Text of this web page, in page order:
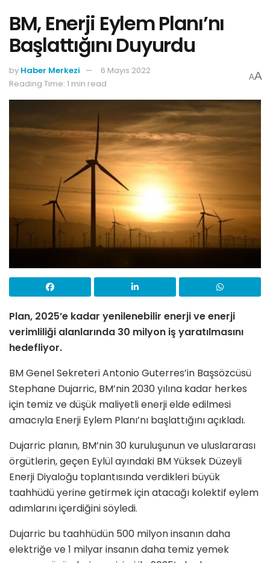
BM, Enerji Eylem Planı’nı
Başlattığını Duyurdu
by Haber Merkezi
6 Mayıs 2022
Reading Time: 1 min read
AA
Plan, 2025’e kadar yenilenebilir enerji ve enerji
verimliliği alanlarında 30 milyon iş yaratılmasını
hedefliyor.
BM Genel Sekreteri Antonio Guterres’in Başsözcüsü
Stephane Dujarric, BM’nin 2030 yılına kadar herkes
için temiz ve düşük maliyetli enerji elde edilmesi
amacıyla Enerji Eylem Planı’nı başlattığını açıkladı.
Dujarric planın, BM’nin 30 kuruluşunun ve uluslararası
örgütlerin, geçen Eylül ayındaki BM Yüksek Düzeyli
Enerji Diyaloğu toplantısında verdikleri büyük
taahhüdü yerine getirmek için atacağı kolektif eylem
adımlarını içerdiğini söyledi.
Dujarric bu taahhüdün 500 milyon insanın daha
elektriğe ve 1 milyar insanın daha temiz yemek